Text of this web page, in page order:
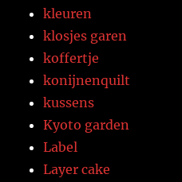
kleuren
klosjes garen
koffertje
konijnenquilt
kussens
Kyoto garden
Label
Layer cake